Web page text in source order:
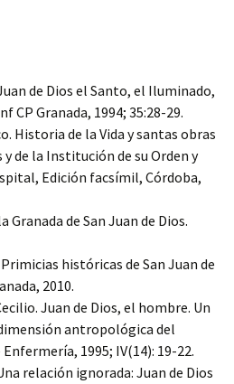
de Dios el Santo, el Iluminado,
CP Granada, 1994; 35:28-29.
Historia de la Vida y santas obras
y de la Institución de su Orden y
Edición facsímil, Córdoba,
Granada de San Juan de Dios.
históricas de San Juan de
2010.
Juan de Dios, el hombre. Un
antropológica del
1995; IV(14): 19-22.
relación ignorada: Juan de Dios